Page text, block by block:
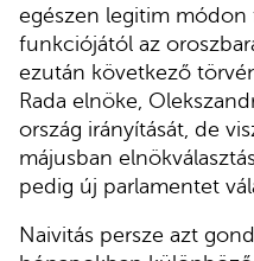
egészen legitim
funkciójától az
ezután következő
Rada elnöke,
ország irányítását, de
májusban
pedig új parlamentet
Naivitás persze azt